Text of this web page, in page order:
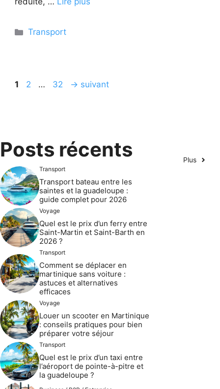
Catégories
Transport
Page
1 Page
2 … Page
32 → suivant
Posts récents Plus
Transport
Transport bateau entre les
saintes et la guadeloupe :
guide complet pour 2026
Voyage
Quel est le prix d’un ferry entre
Saint-Martin et Saint-Barth en
2026 ?
Transport
Comment se déplacer en
martinique sans voiture :
astuces et alternatives
efficaces
Voyage
Louer un scooter en Martinique
: conseils pratiques pour bien
préparer votre séjour
Transport
Quel est le prix d’un taxi entre
l’aéroport de pointe-à-pitre et
la guadeloupe ?